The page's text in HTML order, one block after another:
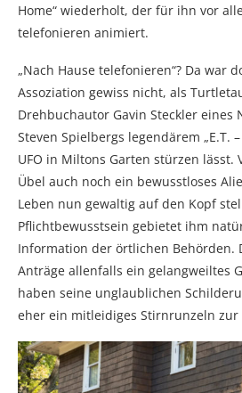
Home“ wiederholt, der für ihn vor
telefonieren animiert.
„Nach Hause telefonieren“? Da war
Assoziation gewiss nicht, als
Drehbuchautor Gavin Steckler eines
Steven Spielbergs legendärem „E.T.
UFO in Miltons Garten stürzen lässt.
Übel auch noch ein bewusstloses
Leben nun gewaltig auf den Kopf
Pflichtbewusstsein gebietet ihm
Information der örtlichen Behörden.
Anträge allenfalls ein gelangweiltes
haben seine unglaublichen
eher ein mitleidiges Stirnrunzeln zur